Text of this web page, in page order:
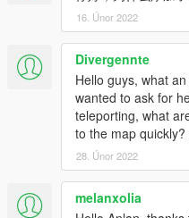
16. Únor 2022
Divergennte
Hello guys, what
wanted to ask for
teleporting, what
to the map
28. Únor 2022
melanxolia